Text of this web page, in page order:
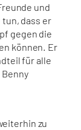
und
tun, dass er
gegen die
können. Er
für alle
zu